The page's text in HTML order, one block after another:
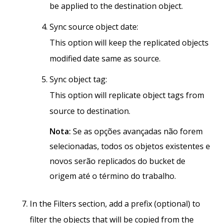
be applied to the destination object.
Sync source object date:
This option will keep the replicated objects
modified date same as source.
Sync object tag:
This option will replicate object tags from
source to destination.
Nota: Se as opções avançadas não forem
selecionadas, todos os objetos existentes e
novos serão replicados do bucket de
origem até o término do trabalho.
In the Filters section, add a prefix (optional) to
filter the objects that will be copied from the